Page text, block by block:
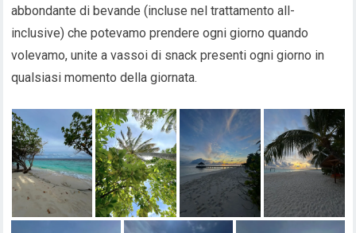
abbondante di bevande (incluse nel trattamento all-
inclusive) che potevamo prendere ogni giorno quando
volevamo, unite a vassoi di snack presenti ogni giorno in
qualsiasi momento della giornata.